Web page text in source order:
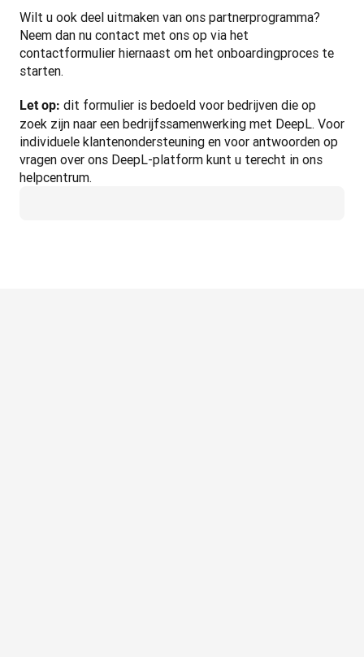
Wilt u ook deel uitmaken van ons partnerprogramma?
Neem dan nu contact met ons op via het
contactformulier hiernaast om het onboardingproces te
starten.
Let op: dit formulier is bedoeld voor bedrijven die op
zoek zijn naar een bedrijfssamenwerking met DeepL. Voor
individuele klantenondersteuning en voor antwoorden op
vragen over ons DeepL-platform kunt u terecht in ons
helpcentrum.